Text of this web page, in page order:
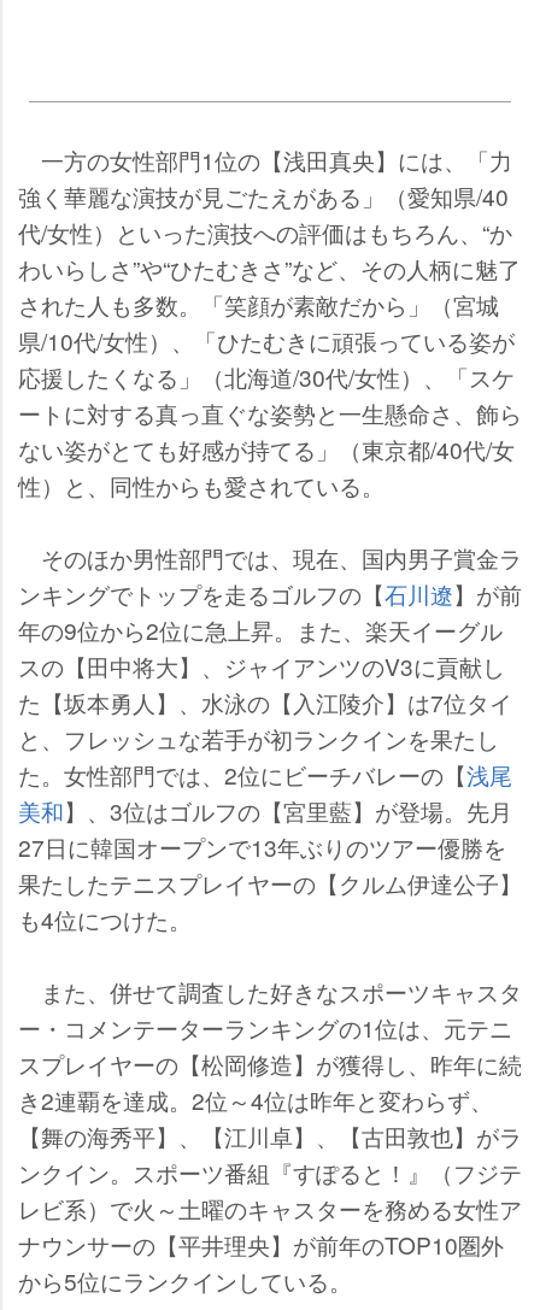
一方の女性部門1位の【浅田真央】には、「力
強く華麗な演技が見ごたえがある」（愛知県/40
代/女性）といった演技への評価はもちろん、“か
わいらしさ”や“ひたむきさ”など、その人柄に魅了
された人も多数。「笑顔が素敵だから」（宮城
県/10代/女性）、「ひたむきに頑張っている姿が
応援したくなる」（北海道/30代/女性）、「スケ
ートに対する真っ直ぐな姿勢と一生懸命さ、飾ら
ない姿がとても好感が持てる」（東京都/40代/女
性）と、同性からも愛されている。
そのほか男性部門では、現在、国内男子賞金ラ
ンキングでトップを走るゴルフの【石川遼】が前
年の9位から2位に急上昇。また、楽天イーグル
スの【田中将大】、ジャイアンツのV3に貢献し
た【坂本勇人】、水泳の【入江陵介】は7位タイ
と、フレッシュな若手が初ランクインを果たし
た。女性部門では、2位にビーチバレーの【浅尾
美和】、3位はゴルフの【宮里藍】が登場。先月
27日に韓国オープンで13年ぶりのツアー優勝を
果たしたテニスプレイヤーの【クルム伊達公子】
も4位につけた。
また、併せて調査した好きなスポーツキャスタ
ー・コメンテーターランキングの1位は、元テニ
スプレイヤーの【松岡修造】が獲得し、昨年に続
き2連覇を達成。2位～4位は昨年と変わらず、
【舞の海秀平】、【江川卓】、【古田敦也】がラ
ンクイン。スポーツ番組『すぽると！』（フジテ
レビ系）で火～土曜のキャスターを務める女性ア
ナウンサーの【平井理央】が前年のTOP10圏外
から5位にランクインしている。